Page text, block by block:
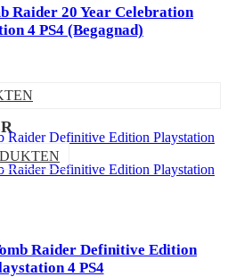
Raider 20 Year Celebration
4 PS4 (Begagnad)
Raider Definitive Edition
4 PS4